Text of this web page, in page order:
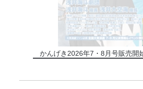
かんげき2026年7・8月号販売開